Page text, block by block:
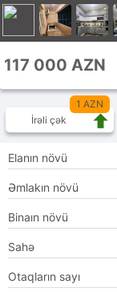
117 000 AZN
1 AZN
İrəli çək
Elanın növü
Əmlakın növü
Binaın növü
Sahə
Otaqların sayı